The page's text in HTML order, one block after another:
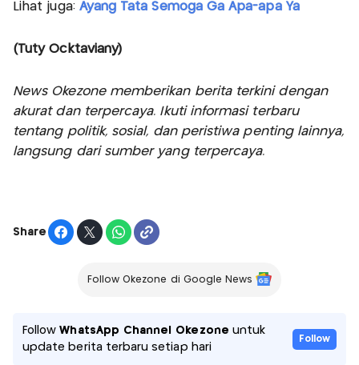
Lihat juga: Ayang Tata Semoga Ga Apa-apa Ya
(Tuty Ocktaviany)
News Okezone memberikan berita terkini dengan
akurat dan terpercaya. Ikuti informasi terbaru
tentang politik, sosial, dan peristiwa penting lainnya,
langsung dari sumber yang terpercaya.
Share
Follow Okezone di Google News
FollowWhatsApp Channel Okezone untuk
update berita terbaru setiap hari
Follow